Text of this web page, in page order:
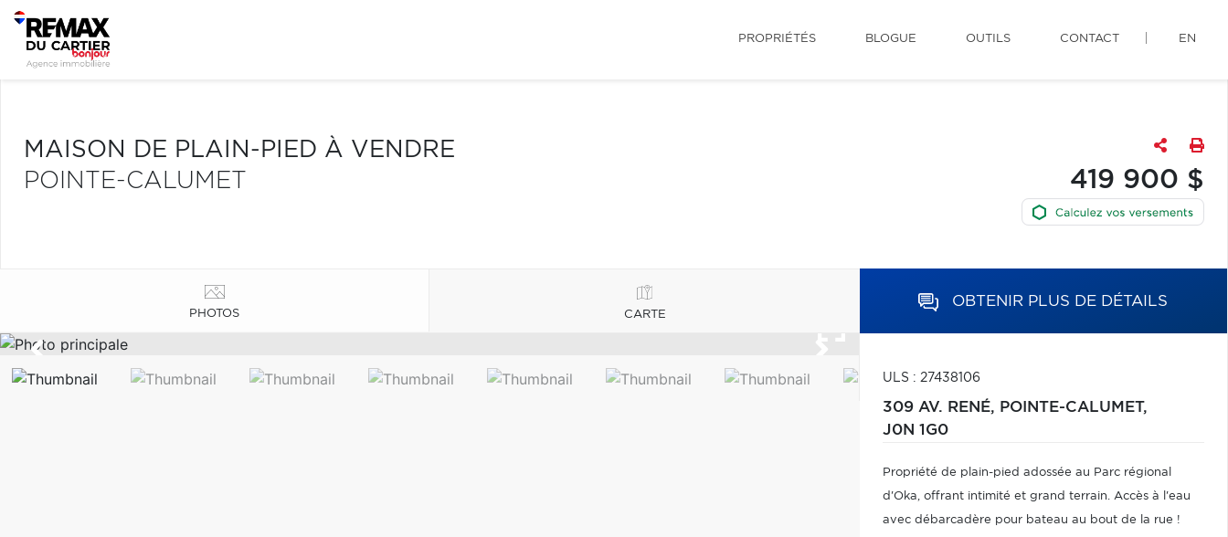
PROPRIÉTÉS BLOGUE OUTILS CONTACT EN
MAISON DE PLAIN-PIED À VENDRE
POINTE-CALUMET
419 900 $
PHOTOS CARTE
OBTENIR PLUS DE DÉTAILS
ULS : 27438106
309 AV. RENÉ, POINTE-CALUMET,
J0N 1G0
Propriété de plain-pied adossée au Parc régional
d'Oka, offrant intimité et grand terrain. Accès à l'eau
avec débarcadère pour bateau au bout de la rue !